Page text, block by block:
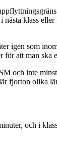
klass eller
igen som
för att man ska
och inte
fjorton olika
och i